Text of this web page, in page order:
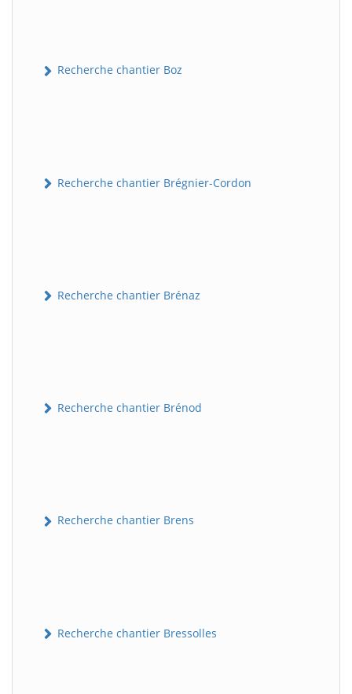
Recherche chantier Boz
Recherche chantier Brégnier-Cordon
Recherche chantier Brénaz
Recherche chantier Brénod
Recherche chantier Brens
Recherche chantier Bressolles